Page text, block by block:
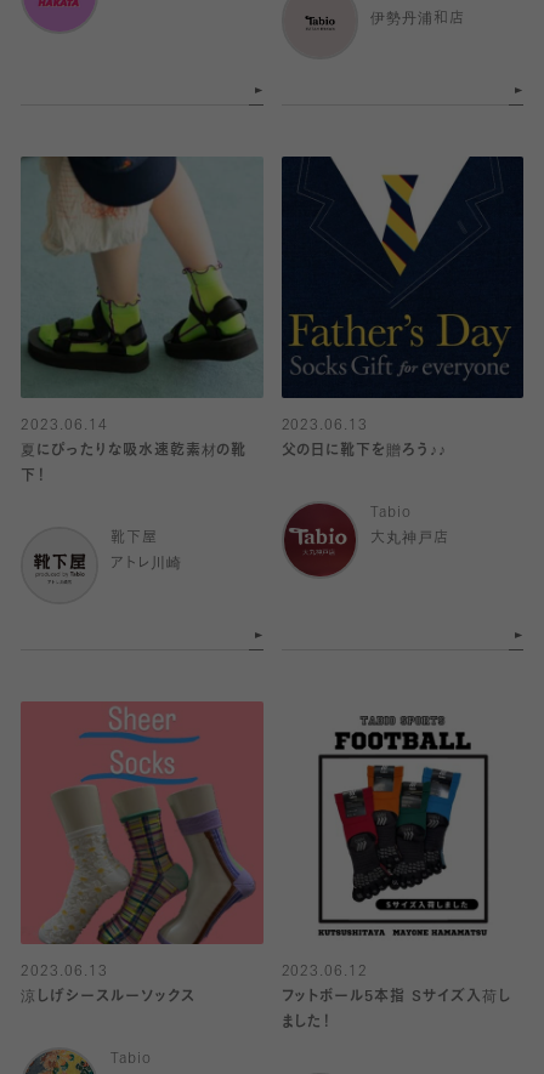
伊勢丹浦和店
2023.06.14
夏にぴったりな吸水速乾素材の靴
下！
靴下屋
アトレ川崎
2023.06.13
父の日に靴下を贈ろう♪♪
Tabio
大丸神戸店
2023.06.13
涼しげシースルーソックス
Tabio
2023.06.12
フットボール5本指 Sサイズ入荷し
ました！